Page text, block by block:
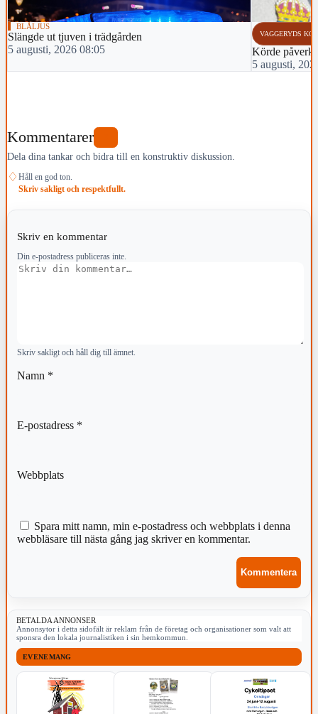
BLÅLJUS
Slängde ut tjuven i trädgården
5 augusti, 2026 08:05
VAGGERYDS
Körde
5 augusti,
Kommentarer
Dela dina tankar och bidra till en konstruktiv diskussion.
♢ Håll en god ton.
Skriv sakligt och respektfullt.
Skriv en kommentar
Din e-postadress publiceras inte.
Kommentar
Skriv sakligt och håll dig till ämnet.
Namn *
E-postadress *
Webbplats
Spara mitt namn, min e-postadress och webbplats i denna
webbläsare till nästa gång jag skriver en kommentar.
BETALDA ANNONSER
Annonsytor i detta sidofält är reklam från de företag och organisationer som valt att
sponsra den lokala journalistiken i sin hemkommun.
EVENEMANG